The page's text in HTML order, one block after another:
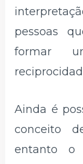
pessoas
formar
Ainda é
conceito
entanto o